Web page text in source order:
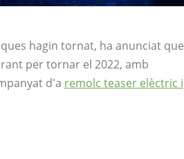
hagin tornat, ha anunciat que
per tornar el 2022, amb
d'a remolc teaser elèctric i